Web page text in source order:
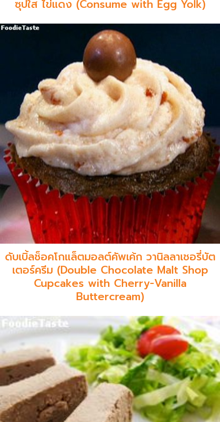
ซุปใส ไข่แดง (Consume with Egg Yolk)
ดับเบิ้ลช็อคโกแล็ตมอลต์คัพเค้ก วานิลลาเชอรี่บัต
เตอร์ครีม (Double Chocolate Malt Shop
Cupcakes with Cherry-Vanilla
Buttercream)